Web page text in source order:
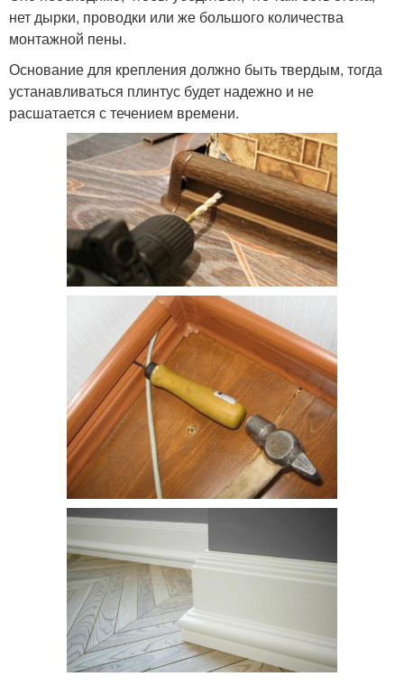
нет дырки, проводки или же большого количества
монтажной пены.
Основание для крепления должно быть твердым, тогда
устанавливаться плинтус будет надежно и не
расшатается с течением времени.